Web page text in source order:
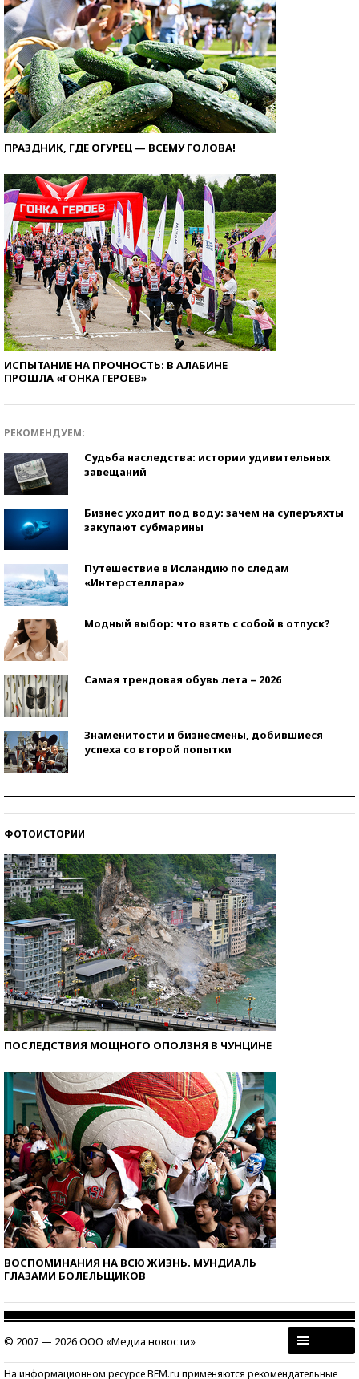
ПРАЗДНИК, ГДЕ ОГУРЕЦ — ВСЕМУ ГОЛОВА!
ИСПЫТАНИЕ НА ПРОЧНОСТЬ: В АЛАБИНЕ
ПРОШЛА «ГОНКА ГЕРОЕВ»
РЕКОМЕНДУЕМ:
Судьба наследства: истории удивительных
завещаний
Бизнес уходит под воду: зачем на суперъяхты
закупают субмарины
Путешествие в Исландию по следам
«Интерстеллара»
Модный выбор: что взять с собой в отпуск?
Самая трендовая обувь лета – 2026
Знаменитости и бизнесмены, добившиеся
успеха со второй попытки
ФОТОИСТОРИИ
ПОСЛЕДСТВИЯ МОЩНОГО ОПОЛЗНЯ В ЧУНЦИНЕ
ВОСПОМИНАНИЯ НА ВСЮ ЖИЗНЬ. МУНДИАЛЬ
ГЛАЗАМИ БОЛЕЛЬЩИКОВ
© 2007 — 2026 ООО «Медиа новости»
На информационном ресурсе BFM.ru применяются рекомендательные